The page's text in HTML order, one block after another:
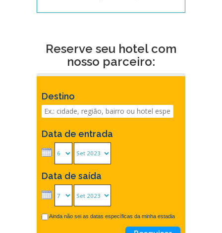
Reserve seu hotel com
nosso parceiro:
Destino
Data de entrada
Data de saída
Ainda não sei as datas específicas da minha estadia